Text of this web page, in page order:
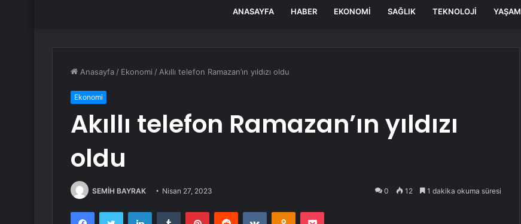
ANASAYFA HABER EKONOMI SAĞLIK TEKNOLOJI YAŞAM
Anasayfa / Ekonomi / Akıllı telefon Ramazan’ın yıldızı oldu
Ekonomi
Akıllı telefon Ramazan’ın yıldızı
oldu
SEMİH BAYRAK Nisan 27, 2023 0 12 1 dakika okuma süresi
FacebookTwitter LinkedInTumblr PinterestReddit VKontakteOdnoklassniki
Pocket